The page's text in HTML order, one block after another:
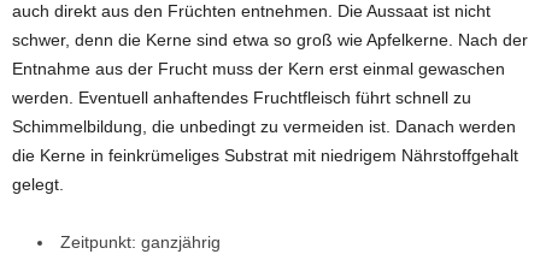
auch direkt aus den Früchten entnehmen. Die Aussaat ist nicht
schwer, denn die Kerne sind etwa so groß wie Apfelkerne. Nach der
Entnahme aus der Frucht muss der Kern erst einmal gewaschen
werden. Eventuell anhaftendes Fruchtfleisch führt schnell zu
Schimmelbildung, die unbedingt zu vermeiden ist. Danach werden
die Kerne in feinkrümeliges Substrat mit niedrigem Nährstoffgehalt
gelegt.
Zeitpunkt: ganzjährig